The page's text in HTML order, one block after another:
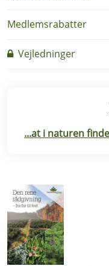
Medlemsrabatter
Vejledninger
...at i naturen